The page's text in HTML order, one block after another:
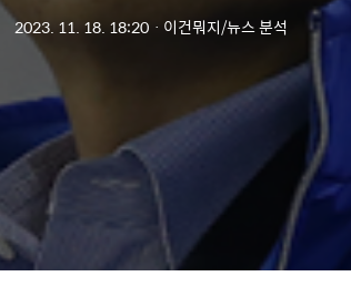
2023. 11. 18. 18:20 ㆍ 이건뭐지/뉴스 분석